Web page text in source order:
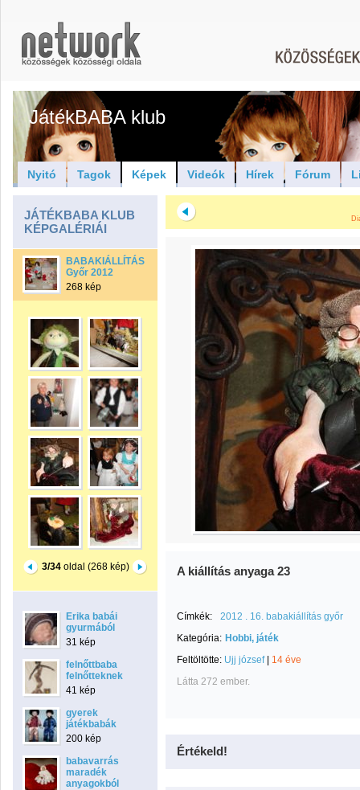
JátékBABA klub
Nyitó Tagok Képek Videók Hírek Fórum
JÁTÉKBABA KLUB
KÉPGALÉRIÁI
BABAKIÁLLÍTÁS
Győr 2012
268 kép
3/34oldal (268 kép)
Erika babái
gyurmából
31 kép
felnőttbaba
felnőtteknek
41 kép
gyerek
játékbabák
200 kép
babavarrás
maradék
anyagokból
A kiállítás anyaga 23
Címkék:
2012 . 16. babakiállítás győr
Kategória: Hobbi, játék
Feltöltötte: Ujj józsef| 14 éve
Látta 272 ember.
Értékeld!